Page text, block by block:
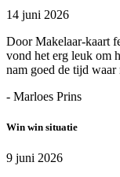
14 juni 2026
Door Makelaar-kaart
vond het erg leuk om
nam goed de tijd waar
- Marloes Prins
Win win situatie
9 juni 2026